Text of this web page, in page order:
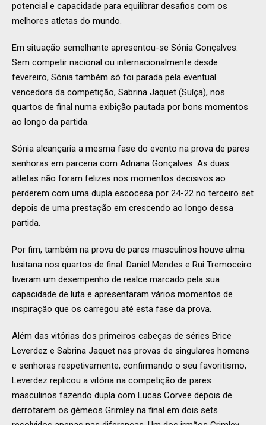
potencial e capacidade para equilibrar desafios com os
melhores atletas do mundo.
Em situação semelhante apresentou-se Sónia Gonçalves.
Sem competir nacional ou internacionalmente desde
fevereiro, Sónia também só foi parada pela eventual
vencedora da competição, Sabrina Jaquet (Suíça), nos
quartos de final numa exibição pautada por bons momentos
ao longo da partida.
Sónia alcançaria a mesma fase do evento na prova de pares
senhoras em parceria com Adriana Gonçalves. As duas
atletas não foram felizes nos momentos decisivos ao
perderem com uma dupla escocesa por 24-22 no terceiro set
depois de uma prestação em crescendo ao longo dessa
partida.
Por fim, também na prova de pares masculinos houve alma
lusitana nos quartos de final. Daniel Mendes e Rui Tremoceiro
tiveram um desempenho de realce marcado pela sua
capacidade de luta e apresentaram vários momentos de
inspiração que os carregou até esta fase da prova.
Além das vitórias dos primeiros cabeças de séries Brice
Leverdez e Sabrina Jaquet nas provas de singulares homens
e senhoras respetivamente, confirmando o seu favoritismo,
Leverdez replicou a vitória na competição de pares
masculinos fazendo dupla com Lucas Corvee depois de
derrotarem os gémeos Grimley na final em dois sets